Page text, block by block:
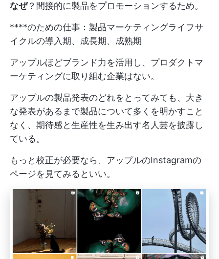
なぜ？間接的に製品をプロモーションするため。
****のための仕事：製品マーケティングライフサ
イクルの導入期、成長期、成熟期
アップルほどブランド力を活用し、プロダクトマ
ーケティングに取り組む企業はない。
アップルの製品発表のどれをとってみても、大き
な発表があるまで製品について多くを明かすこと
なく、期待感と生産性を生み出す名人芸を披露し
ている。
もっと校正が必要なら、アップルのInstagramの
ページを見てみるといい。